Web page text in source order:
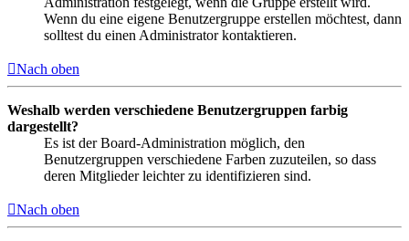
Wenn du eine eigene Benutzergruppe erstellen möchtest, dann
solltest du einen Administrator kontaktieren.
Nach oben
Weshalb werden verschiedene Benutzergruppen farbig
dargestellt?
Es ist der Board-Administration möglich, den
Benutzergruppen verschiedene Farben zuzuteilen, so dass
deren Mitglieder leichter zu identifizieren sind.
Nach oben